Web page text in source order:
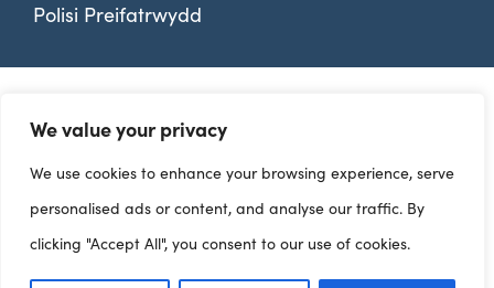
We value your privacy
We use cookies to enhance your browsing experience, serve
personalised ads or content, and analyse our traffic. By
clicking "Accept All", you consent to our use of cookies.
Polisi Preifatrwydd